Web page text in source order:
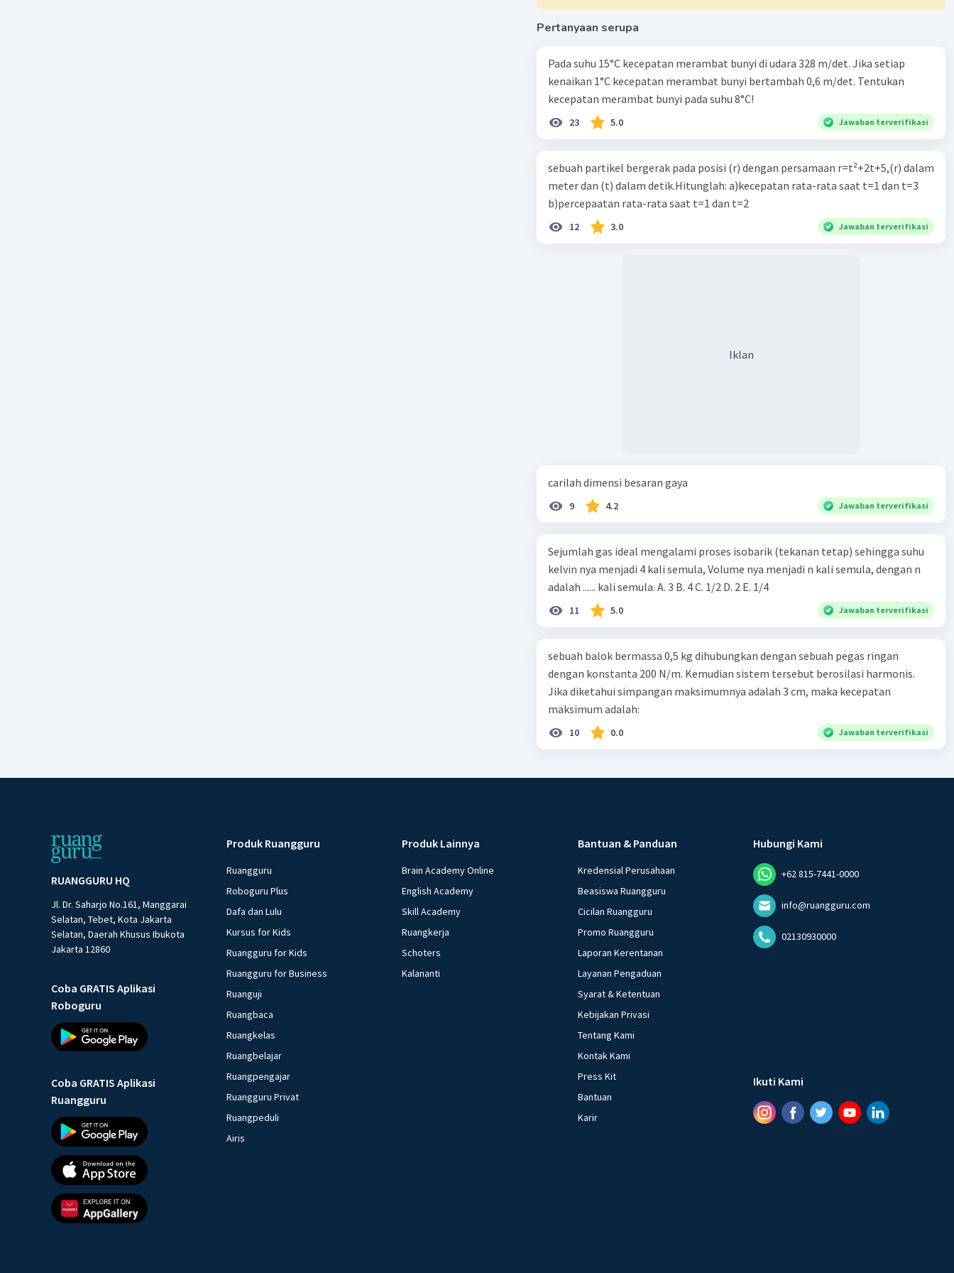
Beri Rating
Pertanyaan serupa
Pada suhu 15°C kecepatan merambat bunyi di udara 328 m/det. Jika setiap
kenaikan 1°C kecepatan merambat bunyi bertambah 0,6 m/det. Tentukan
kecepatan merambat bunyi pada suhu 8°C!
23 5.0 Jawaban terverifikasi
sebuah partikel bergerak pada posisi (r) dengan persamaan r=t²+2t+5,(r) dalam
meter dan (t) dalam detik.Hitunglah: a)kecepatan rata-rata saat t=1 dan t=3
b)percepaatan rata-rata saat t=1 dan t=2
12 3.0 Jawaban terverifikasi
Iklan
carilah dimensi besaran gaya
9 4.2 Jawaban terverifikasi
Sejumlah gas ideal mengalami proses isobarik (tekanan tetap) sehingga suhu
kelvin nya menjadi 4 kali semula, Volume nya menjadi n kali semula, dengan n
adalah ...... kali semula. A. 3 B. 4 C. 1/2 D. 2 E. 1/4
11 5.0 Jawaban terverifikasi
sebuah balok bermassa 0,5 kg dihubungkan dengan sebuah pegas ringan
dengan konstanta 200 N/m. Kemudian sistem tersebut berosilasi harmonis.
Jika diketahui simpangan maksimumnya adalah 3 cm, maka kecepatan
maksimum adalah:
10 0.0 Jawaban terverifikasi
RUANGGURU HQ
Jl. Dr. Saharjo No.161, Manggarai
Selatan, Tebet, Kota Jakarta
Selatan, Daerah Khusus Ibukota
Jakarta 12860
Coba GRATIS Aplikasi
Roboguru
Coba GRATIS Aplikasi
Ruangguru
Produk Ruangguru
Ruangguru
Roboguru Plus
Dafa dan Lulu
Kursus for Kids
Ruangguru for Kids
Ruangguru for Business
Ruanguji
Ruangbaca
Ruangkelas
Ruangbelajar
Ruangpengajar
Ruangguru Privat
Ruangpeduli
Airis
Produk Lainnya
Brain Academy Online
English Academy
Skill Academy
Ruangkerja
Schoters
Kalananti
Bantuan & Panduan
Kredensial Perusahaan
Beasiswa Ruangguru
Cicilan Ruangguru
Promo Ruangguru
Laporan Kerentanan
Layanan Pengaduan
Syarat & Ketentuan
Kebijakan Privasi
Tentang Kami
Kontak Kami
Press Kit
Bantuan
Karir
Hubungi Kami
+62 815-7441-0000
info@ruangguru.com
02130930000
Ikuti Kami